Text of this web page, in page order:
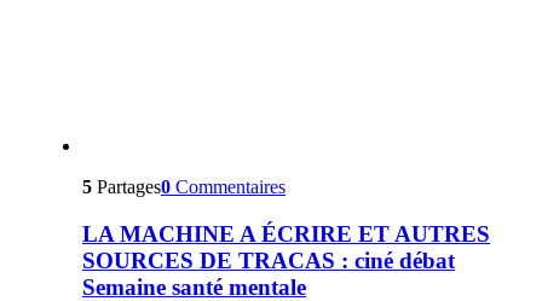
5 Partages0 Commentaires
LA MACHINE A ÉCRIRE ET AUTRES
SOURCES DE TRACAS : ciné débat
Semaine santé mentale